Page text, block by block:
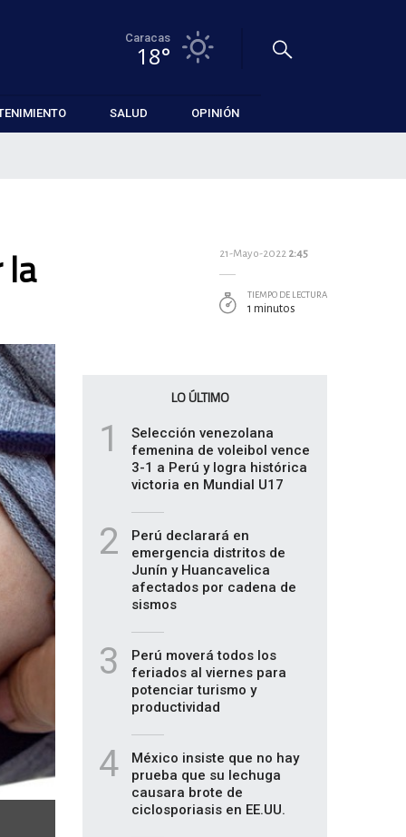
Caracas
18°
SALUD OPINIÓN
la 21-Mayo-2022 2:45
TIEMPO DE LECTURA
1 minutos
LO ÚLTIMO
1
Selección venezolana
femenina de voleibol vence
3-1 a Perú y logra histórica
victoria en Mundial U17
2
Perú declarará en
emergencia distritos de
Junín y Huancavelica
afectados por cadena de
sismos
3
Perú moverá todos los
feriados al viernes para
potenciar turismo y
productividad
4
México insiste que no hay
prueba que su lechuga
causara brote de
ciclosporiasis en EE.UU.